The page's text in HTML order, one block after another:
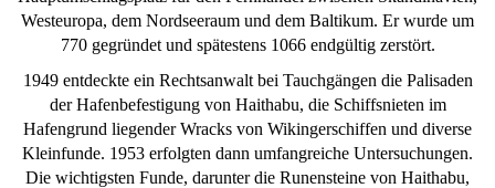
Westeuropa, dem Nordseeraum und dem Baltikum. Er wurde um
770 gegründet und spätestens 1066 endgültig zerstört.
1949 entdeckte ein Rechtsanwalt bei Tauchgängen die Palisaden
der Hafenbefestigung von Haithabu, die Schiffsnieten im
Hafengrund liegender Wracks von Wikingerschiffen und diverse
Kleinfunde. 1953 erfolgten dann umfangreiche Untersuchungen.
Die wichtigsten Funde, darunter die Runensteine von Haithabu,